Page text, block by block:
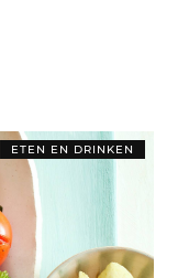
ETEN EN DRINKEN